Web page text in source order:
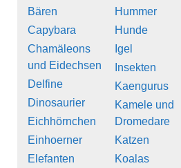
Bären
Capybara
Chamäleons
und Eidechsen
Delfine
Dinosaurier
Eichhörnchen
Einhoerner
Elefanten
Hummer
Hunde
Igel
Insekten
Kaengurus
Kamele und
Dromedare
Katzen
Koalas